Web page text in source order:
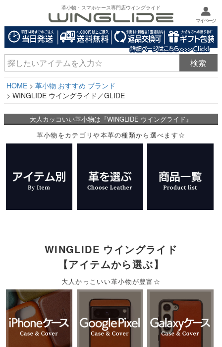
革小物・スマホケース専門店ウイングライド
マイページ
HOME
革小物 おすすめ ブランド
WINGLIDE ウイングライド／GLIDE
大人カッコいい革小物は『WINGLIDE ウイングライド』
革小物をカテゴリや本革の種類から選べます☆
WINGLIDE ウイングライド
【アイテムから選ぶ】
大人かっこいい革小物が豊富☆